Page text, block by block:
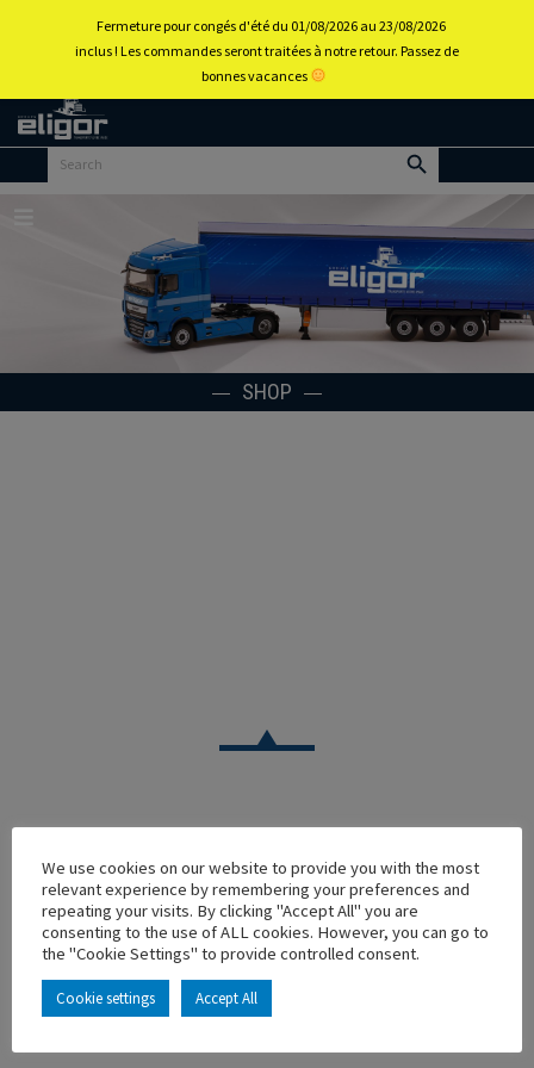
Back to
portal
SHOP
TRUCK
MAN TGX EURO 5 TOIT MOYEN SEMI FRIGO DTRANS
En stock
Main characteristics :
We use cookies on our website to provide you with the most
relevant experience by remembering your preferences and
repeating your visits. By clicking "Accept All" you are
consenting to the use of ALL cookies. However, you can go to
the "Cookie Settings" to provide controlled consent.
Cookie settings Accept All
Fermeture pour congés d'été du 01/08/2026 au 23/08/2026
inclus ! Les commandes seront traitées à notre retour. Passez de
bonnes vacances